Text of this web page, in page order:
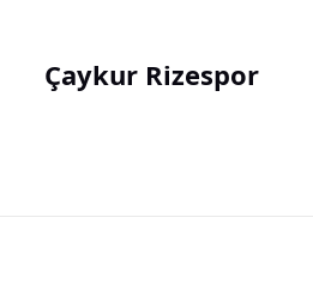
Çaykur Rizespor